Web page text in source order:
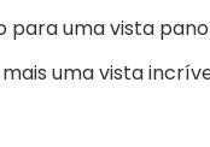
uma vista
uma vista